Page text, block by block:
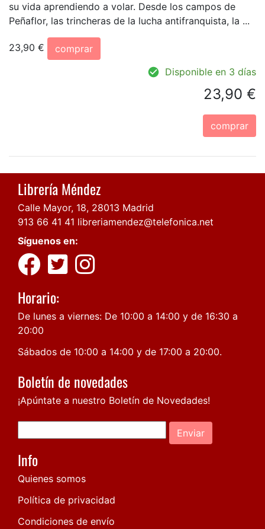
su vida aprendiendo a volar. Desde los campos de
Peñaflor, las trincheras de la lucha antifranquista, la ...
23,90 €
comprar
Disponible en 3 días
23,90 €
comprar
Librería Méndez
Calle Mayor, 18, 28013 Madrid
913 66 41 41 libreriamendez@telefonica.net
Síguenos en:
Horario:
De lunes a viernes: De 10:00 a 14:00 y de 16:30 a
20:00
Sábados de 10:00 a 14:00 y de 17:00 a 20:00.
Boletín de novedades
¡Apúntate a nuestro Boletín de Novedades!
Enviar
Info
Quienes somos
Política de privacidad
Condiciones de envío